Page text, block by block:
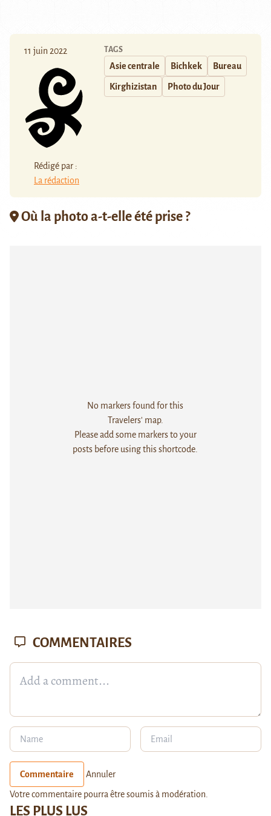
11 juin 2022
Rédigé par :
La rédaction
TAGS
Asie centrale Bichkek Bureau
Kirghizistan Photo du Jour
Où la photo a-t-elle été prise ?
No markers found for this
Travelers' map.
Please add some markers to your
posts before using this shortcode.
LES PLUS LUS
COMMENTAIRES
Commentaire Annuler
Votre commentaire pourra être soumis à modération.